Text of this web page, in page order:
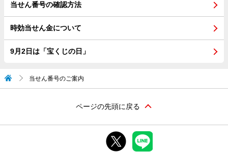
当せん番号の確認方法
時効当せん金について
9月2日は「宝くじの日」
当せん番号のご案内
ページの先頭に戻る